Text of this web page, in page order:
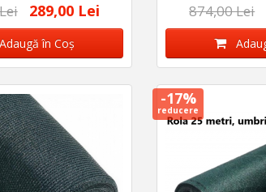
289,00 Lei
în Coş
874,00 Lei
-17%
reducere